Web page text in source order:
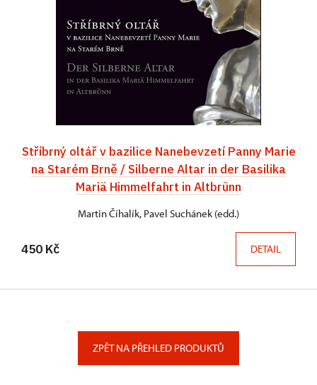
Stříbrný oltář v bazilice Nanebevzetí Panny Marie
na Starém Brně / Silberne Altar in der Basilika
Mariä Himmelfahrt in Altbrünn
Martin Číhalík, Pavel Suchánek (edd.)
450 Kč DETAIL
ZPĚT NA PŘEHLED PRODUKTŮ